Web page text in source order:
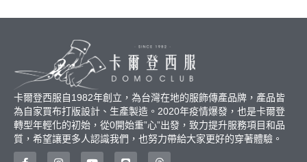
卡爾登西服自1982年創立，為台灣在地的服飾傳產品牌，產品皆
為自家買布打版設計、生產製造。2020年疫情爆發，也是卡爾登
轉型年輕化的初始，從0開始重”心”出發，致力提升服務項目和品
質，希望讓更多人認識我們，也努力帶給大家更好的穿著體驗。